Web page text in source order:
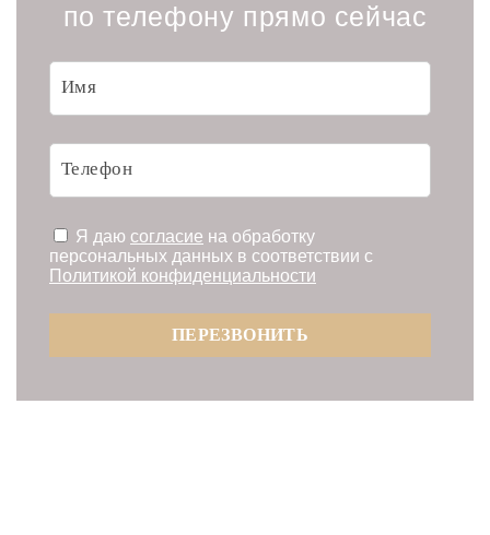
по телефону прямо сейчас
Я даю согласие на обработку
персональных данных в соответствии с
Политикой конфиденциальности
ПЕРЕЗВОНИТЬ